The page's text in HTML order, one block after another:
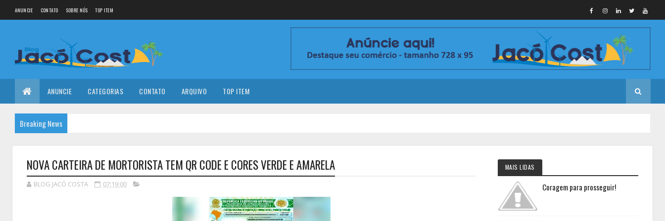
ANUNCIE CONTATO SOBRE NÓS TOP ITEM
ANUNCIE CATEGORIAS CONTATO ARQUIVO TOP ITEM
Breaking News
NOVA CARTEIRA DE MORTORISTA TEM QR CODE E CORES VERDE E AMARELA
BLOG JACÓ COSTA 07:19:00
MAIS LIDAS
Coragem para prosseguir!